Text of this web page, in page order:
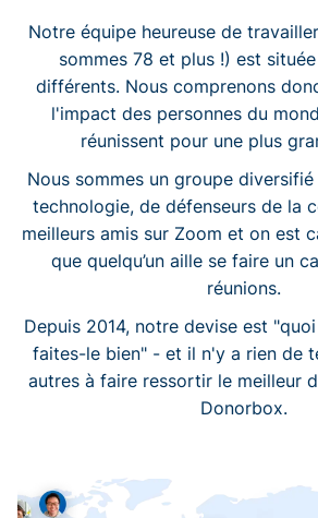
Notre équipe heureuse de
sommes 78 et plus !) est
différents. Nous comprenons
l'impact des personnes du
réunissent pour une plus
Nous sommes un groupe
technologie, de défenseurs de la
meilleurs amis sur Zoom et on est
que quelqu’un aille se faire un
réunions.
Depuis 2014, notre devise est
faites-le bien" - et il n'y a rien de
autres à faire ressortir le meilleur
Donorbox.